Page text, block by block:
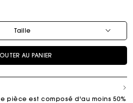
Taille
AU PANIER
pièce est composé d'au moins 50%